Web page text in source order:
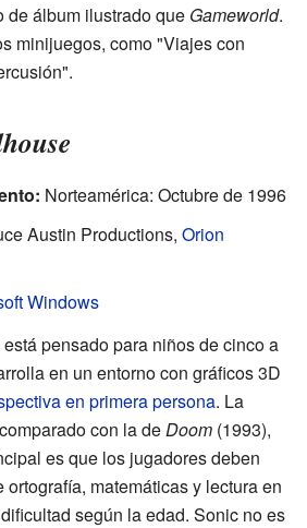
de álbum ilustrado que Gameworld.
minijuegos, como "Viajes con
Norteamérica: Octubre de 1996
Austin Productions, Orion
Windows
está pensado para niños de cinco a
en un entorno con gráficos 3D
en primera persona. La
con la de Doom (1993),
es que los jugadores deben
ortografía, matemáticas y lectura en
según la edad. Sonic no es